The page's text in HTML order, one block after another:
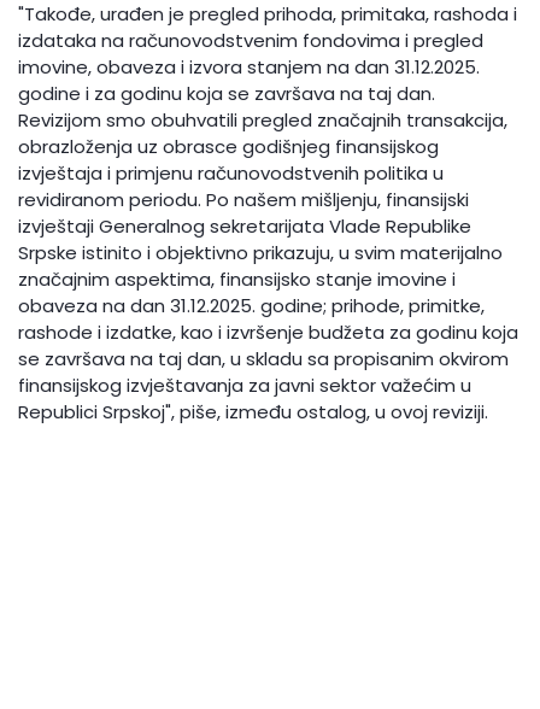
"Takođe, urađen je pregled prihoda, primitaka, rashoda i
izdataka na računovodstvenim fondovima i pregled
imovine, obaveza i izvora stanjem na dan 31.12.2025.
godine i za godinu koja se završava na taj dan.
Revizijom smo obuhvatili pregled značajnih transakcija,
obrazloženja uz obrasce godišnjeg finansijskog
izvještaja i primjenu računovodstvenih politika u
revidiranom periodu. Po našem mišljenju, finansijski
izvještaji Generalnog sekretarijata Vlade Republike
Srpske istinito i objektivno prikazuju, u svim materijalno
značajnim aspektima, finansijsko stanje imovine i
obaveza na dan 31.12.2025. godine; prihode, primitke,
rashode i izdatke, kao i izvršenje budžeta za godinu koja
se završava na taj dan, u skladu sa propisanim okvirom
finansijskog izvještavanja za javni sektor važećim u
Republici Srpskoj", piše, između ostalog, u ovoj reviziji.